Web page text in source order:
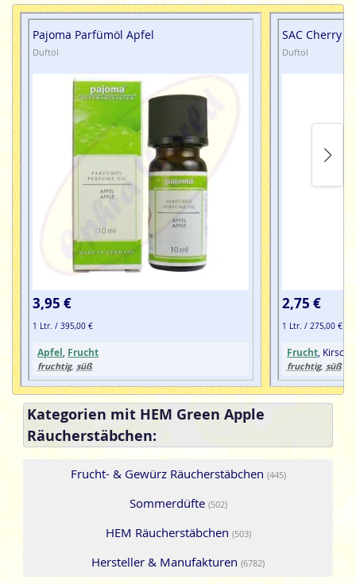
Pajoma Parfümöl Apfel
Duftöl
3,95 €
1 Ltr. / 395,00 €
Apfel Frucht
fruchtig, süß
SAC Cherry
Duftöl
2,75 €
1 Ltr. / 275,00 €
Frucht, Kirsche
fruchtig, süß
Kategorien mit HEM Green Apple
Räucherstäbchen:
Frucht- & Gewürz Räucherstäbchen (445)
Sommerdüfte (502)
HEM Räucherstäbchen (503)
Hersteller & Manufakturen (6782)